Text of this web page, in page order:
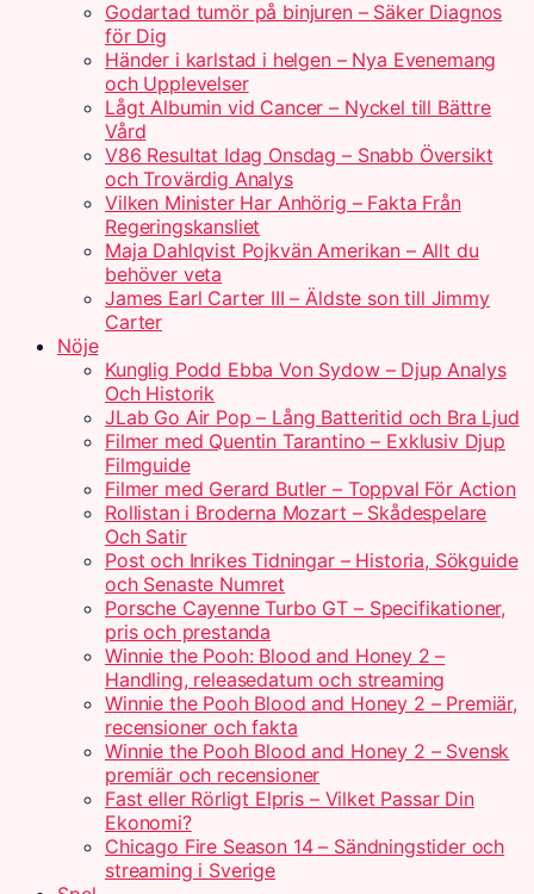
Godartad tumör på binjuren – Säker Diagnos
för Dig
Händer i karlstad i helgen – Nya Evenemang
och Upplevelser
Lågt Albumin vid Cancer – Nyckel till Bättre
Vård
V86 Resultat Idag Onsdag – Snabb Översikt
och Trovärdig Analys
Vilken Minister Har Anhörig – Fakta Från
Regeringskansliet
Maja Dahlqvist Pojkvän Amerikan – Allt du
behöver veta
James Earl Carter III – Äldste son till Jimmy
Carter
Nöje
Kunglig Podd Ebba Von Sydow – Djup Analys
Och Historik
JLab Go Air Pop – Lång Batteritid och Bra Ljud
Filmer med Quentin Tarantino – Exklusiv Djup
Filmguide
Filmer med Gerard Butler – Toppval För Action
Rollistan i Broderna Mozart – Skådespelare
Och Satir
Post och Inrikes Tidningar – Historia, Sökguide
och Senaste Numret
Porsche Cayenne Turbo GT – Specifikationer,
pris och prestanda
Winnie the Pooh: Blood and Honey 2 –
Handling, releasedatum och streaming
Winnie the Pooh Blood and Honey 2 – Premiär,
recensioner och fakta
Winnie the Pooh Blood and Honey 2 – Svensk
premiär och recensioner
Fast eller Rörligt Elpris – Vilket Passar Din
Ekonomi?
Chicago Fire Season 14 – Sändningstider och
streaming i Sverige